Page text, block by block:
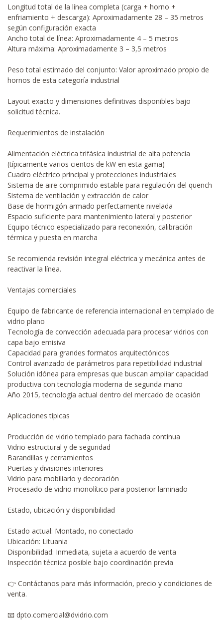
Longitud total de la línea completa (carga + horno +
enfriamiento + descarga): Aproximadamente 28 – 35 metros
según configuración exacta
Ancho total de línea: Aproximadamente 4 – 5 metros
Altura máxima: Aproximadamente 3 – 3,5 metros
Peso total estimado del conjunto: Valor aproximado propio de
hornos de esta categoría industrial
Layout exacto y dimensiones definitivas disponibles bajo
solicitud técnica.
Requerimientos de instalación
Alimentación eléctrica trifásica industrial de alta potencia
(típicamente varios cientos de kW en esta gama)
Cuadro eléctrico principal y protecciones industriales
Sistema de aire comprimido estable para regulación del quench
Sistema de ventilación y extracción de calor
Base de hormigón armado perfectamente nivelada
Espacio suficiente para mantenimiento lateral y posterior
Equipo técnico especializado para reconexión, calibración
térmica y puesta en marcha
Se recomienda revisión integral eléctrica y mecánica antes de
reactivar la línea.
Ventajas comerciales
Equipo de fabricante de referencia internacional en templado de
vidrio plano
Tecnología de convección adecuada para procesar vidrios con
capa bajo emisiva
Capacidad para grandes formatos arquitectónicos
Control avanzado de parámetros para repetibilidad industrial
Solución idónea para empresas que buscan ampliar capacidad
productiva con tecnología moderna de segunda mano
Año 2015, tecnología actual dentro del mercado de ocasión
Aplicaciones típicas
Producción de vidrio templado para fachada continua
Vidrio estructural y de seguridad
Barandillas y cerramientos
Puertas y divisiones interiores
Vidrio para mobiliario y decoración
Procesado de vidrio monolítico para posterior laminado
Estado, ubicación y disponibilidad
Estado actual: Montado, no conectado
Ubicación: Lituania
Disponibilidad: Inmediata, sujeta a acuerdo de venta
Inspección técnica posible bajo coordinación previa
👉 Contáctanos para más información, precio y condiciones de
venta.
📧 dpto.comercial@dvidrio.com